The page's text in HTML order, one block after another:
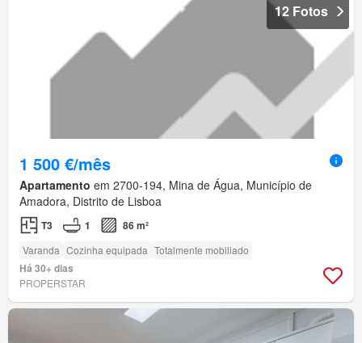
12 Fotos
1 500 €/mês
Apartamento em 2700-194, Mina de Água, Município de
Amadora, Distrito de Lisboa
T3 1 86 m²
Varanda Cozinha equipada Totalmente mobiliado
Há 30+ dias
PROPERSTAR